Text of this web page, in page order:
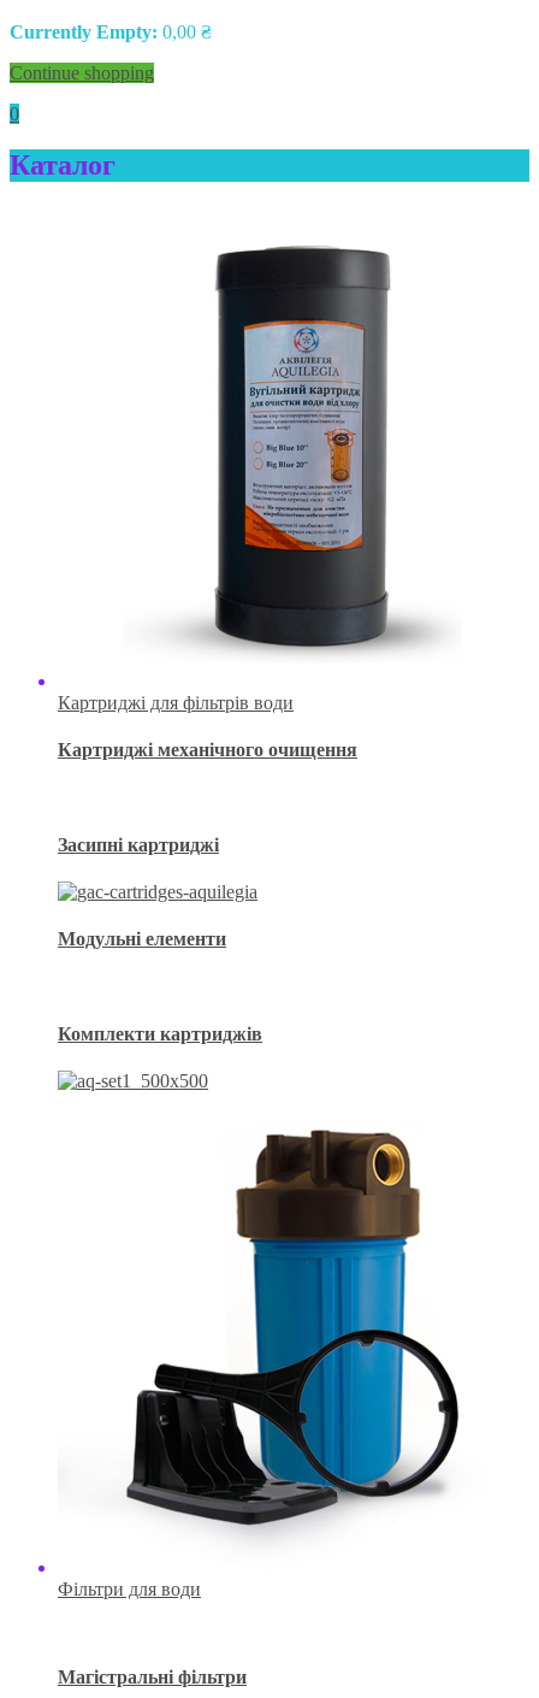
Currently Empty: 0,00 ₴
Continue shopping
0
Каталог
Картриджі для фільтрів води
Картриджі механічного очищення
Засипні картриджі
Модульні елементи
Комплекти картриджів
Фільтри для води
Магістральні фільтри